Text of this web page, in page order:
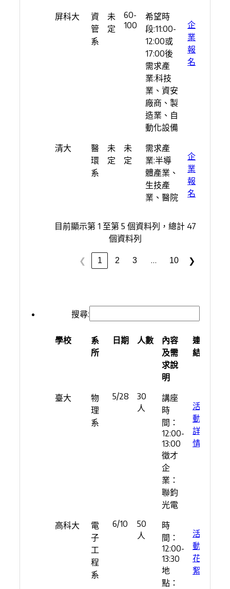
屏科大
資
管
系
未
定
60-
100
希望時
段:11:00-
12:00或
17:00後
需求產
業:科技
業、資安
廠商、製
造業、自
動化設備
企
業
報
名
清大
醫
環
系
未
定
未
定
需求產
業:半導
體產業、
生技產
業、醫院
企
業
報
名
目前顯示第 1 至第 5 個資料列，總計 47
個資料列
❮ 1 2 3 … 10 ❯
搜尋:
學校
系
所
日期 人數
內容
及需
求說
明
連
結
學校
系
所
日期 人數
內容
及需
求說
明
結
臺大
物
理
系
5/28
30
人
講座
時
間：
12:00-
13:00
徵才
企
業：
聯鈞
光電
活
動
詳
情
高科大
電
子
工
程
系
6/10
50
人
時
間：
12:00-
13:30
地
點：
活
動
花
絮